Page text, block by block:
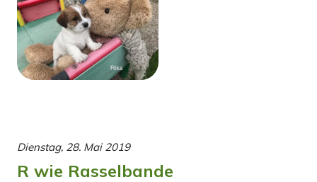
Dienstag, 28. Mai 2019
R wie Rasselbande